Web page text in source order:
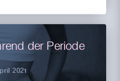
der Periode
2021